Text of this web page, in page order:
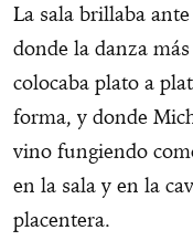
La sala brillaba
donde la danza
colocaba plato a
forma, y donde
vino fungiendo
en la sala y en la
placentera.